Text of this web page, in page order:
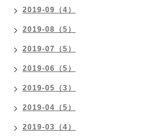
2019-09（4）
2019-08（5）
2019-07（5）
2019-06（5）
2019-05（3）
2019-04（5）
2019-03（4）